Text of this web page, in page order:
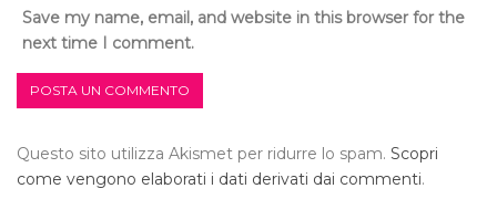
Save my name, email, and website in this browser for the
next time I comment.
Questo sito utilizza Akismet per ridurre lo spam. Scopri
come vengono elaborati i dati derivati dai commenti.